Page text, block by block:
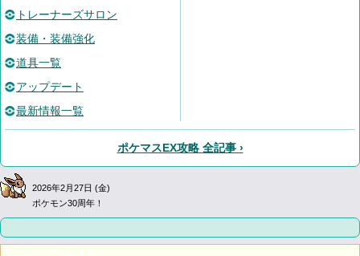
トレーナーズサロン
装備・装備強化
道具一覧
アップデート
最新情報一覧
ポケマスEX攻略 全記事 ›
2026年2月27日 (金)
ポケモン30周年！